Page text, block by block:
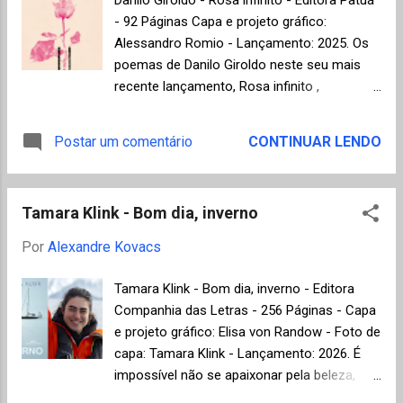
a narradora-protagonista relata sua própria
história. Oriunda da zona rural de Vitória da
Conquista, na Bahia, ela percorre um
caminho que se estende dos anos 1960 aos
deficiência auditiva, a realização do sonho
madura e a pesquisa sobre a vida e a obra
de Reinbolt, a protagonista acaba viajando
- 92 Páginas Capa e projeto gráfico:
Alessandro Romio - Lançamento: 2025. Os
poemas de Danilo Giroldo neste seu mais
recente lançamento, Rosa infinito ,
leitor imagens inusitadas, como em
Precipício (p. 17): "quem é o precipício / na
a sensação própria da queda / andar junto
ao precipício / não é para qualquer um" ,
a poética de João Cabral de Melo Neto,
especialmente à ideia de aprendizagem pela
dureza do mundo real, me fazendo lembrar
de A educação pela pedra : "É preciso tirar
algumas lições / dos líquens e dos musgos
Postar um comentário CONTINUAR LENDO
Tamara Klink - Bom dia, inverno
Por Alexandre Kovacs
Tamara Klink - Bom dia, inverno - Editora
Companhia das Letras - 256 Páginas - Capa
e projeto gráfico: Elisa von Randow - Foto de
capa: Tamara Klink - Lançamento: 2026. É
impossível não se apaixonar pela beleza,